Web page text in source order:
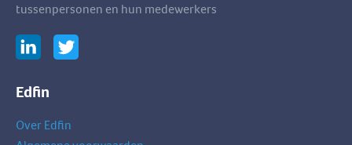
tussenpersonen en hun medewerkers
Edfin
Over Edfin